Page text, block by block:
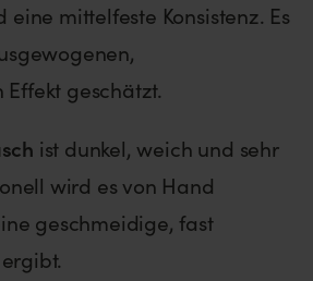
eine mittelfeste Konsistenz. Es
geschätzt.
ist dunkel, weich und sehr
wird es von Hand
geschmeidige, fast